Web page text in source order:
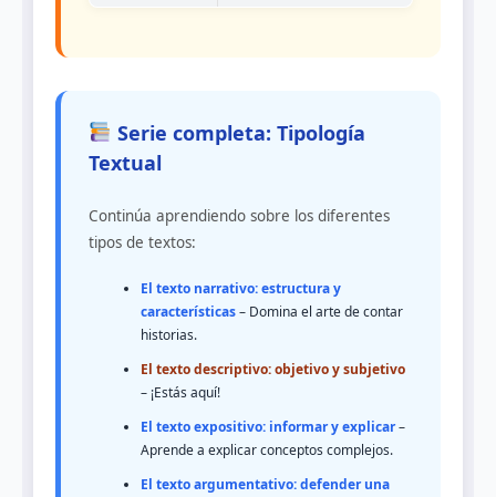
Serie completa: Tipología
Textual
Continúa aprendiendo sobre los diferentes
tipos de textos:
El texto narrativo: estructura y
características– Domina el arte de contar
historias.
El texto descriptivo: objetivo y subjetivo
– ¡Estás aquí!
El texto expositivo: informar y explicar–
Aprende a explicar conceptos complejos.
El texto argumentativo: defender una